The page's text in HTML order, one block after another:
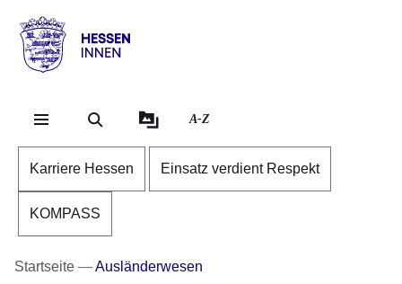
Hessen
Innen
A-Z
Karriere Hessen Einsatz verdient Respekt
KOMPASS
Startseite Ausländerwesen